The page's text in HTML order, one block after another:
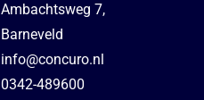
Ambachtsweg 7,
Barneveld
info@concuro.nl
0342-489600